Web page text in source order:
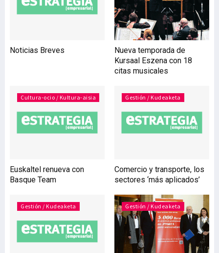
empresas es lo que
promueve la política de
Desarrollo Rural de la
País Vasco. Los ejes que se
van a desarrollar en este
ámbito abarcan la ayuda,
de Grupos Operativos EIP
productividad y
sostenibilidad agrícolas;
sector agrícola,
alimentario y forestal;
cooperación entre
pequeños agentes de
trabajo com
Noticias Breves
Nueva temporada de
Kursaal Eszena con 18
citas musicales
Cultura-ocio / Kultura-aisia
Euskaltel renueva con
Basque Team
Gestión / Kudeaketa
Comercio y transporte, los
sectores ‘más aplicados’
Gestión / Kudeaketa Gestión / Kudeaketa